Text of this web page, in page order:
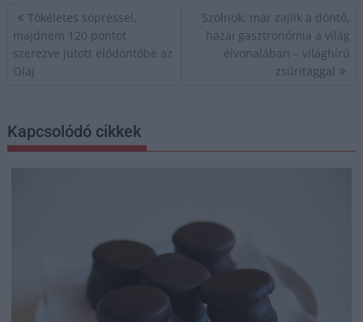
Bejegyzés
navigáció
Tökéletes söpréssel,
majdnem 120 pontot
szerezve jutott elődöntőbe az
Olaj
Szolnok: már zajlik a döntő,
hazai gasztronómia a világ
élvonalában – világhírű
zsűritaggal
Kapcsolódó cikkek